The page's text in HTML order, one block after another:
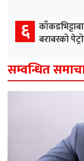
६ बराबरको
सम्वन्धित